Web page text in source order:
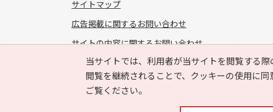
当サイトでは、利用者が当サイトを閲覧する
閲覧を継続されることで、クッキーの使用に
ご覧ください。
サイトマップ
広告掲載に関するお問い合わせ
サイトの内容に関するお問い合わせ
FOLLOW US!